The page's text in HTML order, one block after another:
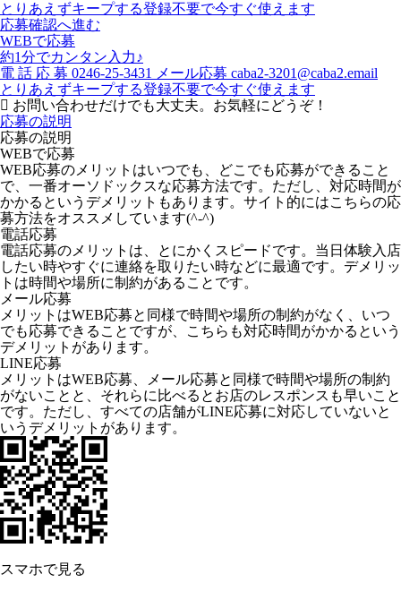
とりあえずキープする登録不要で今すぐ使えます
応募確認へ進む
WEBで応募
約1分でカンタン入力♪
電 話 応 募 0246-25-3431 メール応募 caba2-3201@caba2.email
とりあえずキープする登録不要で今すぐ使えます
お問い合わせだけでも大丈夫。お気軽にどうぞ！
応募の説明
応募の説明
WEBで応募
WEB応募のメリットはいつでも、どこでも応募ができること
で、一番オーソドックスな応募方法です。ただし、対応時間が
かかるというデメリットもあります。サイト的にはこちらの応
募方法をオススメしています(^-^)
電話応募
電話応募のメリットは、とにかくスピードです。当日体験入店
したい時やすぐに連絡を取りたい時などに最適です。デメリッ
トは時間や場所に制約があることです。
メール応募
メリットはWEB応募と同様で時間や場所の制約がなく、いつ
でも応募できることですが、こちらも対応時間がかかるという
デメリットがあります。
LINE応募
メリットはWEB応募、メール応募と同様で時間や場所の制約
がないことと、それらに比べるとお店のレスポンスも早いこと
です。ただし、すべての店舗がLINE応募に対応していないと
いうデメリットがあります。
スマホで見る